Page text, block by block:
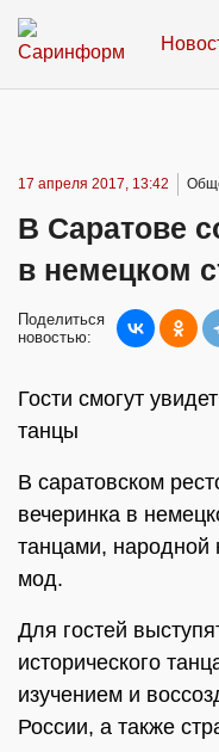
17 апреля 2017, 13:42
В Саратове
в немецком
Поделиться
новостью:
Гости смогут
танцы
В саратовском
вечеринка в
танцами, народной
мод.
Для гостей
исторического
изучением и
России, а также